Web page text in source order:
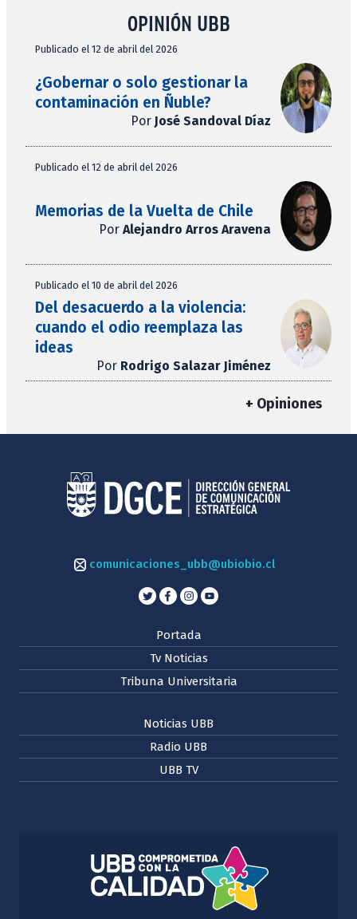
OPINIÓN UBB
Publicado el 12 de abril del 2026
¿Gobernar o solo gestionar la
contaminación en Ñuble?
Por José Sandoval Díaz
Publicado el 12 de abril del 2026
Memorias de la Vuelta de Chile
Por Alejandro Arros Aravena
Publicado el 10 de abril del 2026
Del desacuerdo a la violencia:
cuando el odio reemplaza las
ideas
Por Rodrigo Salazar Jiménez
+ Opiniones
comunicaciones_ubb@ubiobio.cl
Portada
Tv Noticias
Tribuna Universitaria
Noticias UBB
Radio UBB
UBB TV